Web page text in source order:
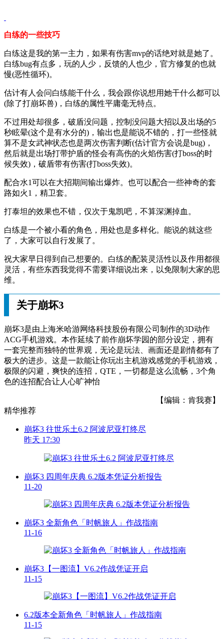
白练的一些技巧
白练这是我的第一主力，如果有伤害mvp的话绝对就是她了。
白练bug有点多，玩的人少，反馈的人也少，官方修复的也就
慢(恶性循环)。
估计有人会问白练能干什么，我会跟你说想用她干什么都可以
(除了打崩坏兽)，白练的属性平庸毫无特点。
不过用处却很多，破盾没问题，控制没问题大招以及出场的5
秒眩晕(这个是有水分的)，输出也是能说不错的，打一些怪就
算不是女武神状态也是两次伤害判断(估计官方会说是bug)，
然后就是出场打带护盾的怪会有高伤的火焰伤害(打boss的时
候失效)，破盾带有伤害(打boss失效)。
配合水1可以在大招期间输出爆炸。也可以配合一些神奇的套
路如火1，精卫套。
打泰坦的效果也不错，仅次于鬼凯吧，不算深渊掉血。
白练是一个被小看的角色，用处也是多样化。能说的就这些
了，大家可以自行发展了。
祝大家早日得到自己想要的。白练的配装灵活性以及作用都很
灵活，有些东西我觉得不需要详细说出来，以免限制大家的思
维。
关于崩坏3
崩坏3是由上海米哈游网络科技股份有限公司制作的3D动作
ACG手机游戏。本作延续了前作崩坏学园的部分设定，拥有
一套完整而独特的世界观，无论是玩法、画面还是剧情都有了
极大的进步。这是一款能让你玩出主机游戏感觉的手机游戏，
极限的闪避，爽快的连招，QTE，一切都是这么流畅，3个角
色的连招配合让人心旷神怡
【编辑：肯我赛】
精华推荐
崩坏3 往世乐土6.2 阿波尼亚打终尽
昨天 17:30
崩坏3 四周年庆典 6.2版本凭证分析报告
11-20
崩坏3 全新角色「时帆旅人」作战指南
11-16
崩坏3【一图流】V6.2作战凭证开启
11-15
6.2版本全新角色「时帆旅人」作战指南
11-15